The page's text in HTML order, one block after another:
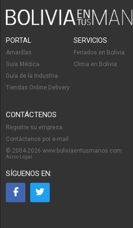
PORTAL
Amarillas
Guía Médica
Guía de la Industria
Tiendas Online Delivery
SERVICIOS
Feriados en Bolivia
Clima en Bolivia
CONTÁCTENOS
Registre su empresa
Contáctenos por e-mail
© 2004-2026 www.boliviaentusmanos.com
Aviso Legal
SÍGUENOS EN: